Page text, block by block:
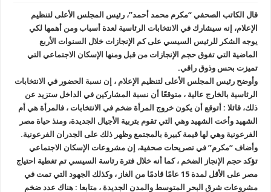
قال الكاتب الصحفي “مكرم محمد أحمد”، رئيس المجلس الأعلى لتنظيم
الإعلام، إنه سيشارك في الانتخابات الرئاسية لعدة أسباب ومن أهمها لكي
يوجه الشكر للرئيس السيسي على كم الإنجازات خلال السنوات الأربع
الماضية التي تفوق حجم الإنجازات من قبل ومنها الإسكان الاجتماعي التي
تميزت بحس وذوق راقي.
وأوضح رئيس المجلس الأعلى لتنظيم الإعلام ، إن نسبة الحضور في الانتخابات
الرئاسية بالخارج عالية ، متوقعًا أن نسبة المشاركين في الداخل ستزيد عن
ذلك، قائلا : أتوقع أن يكون خروج المرأة ضخم في الانتخابات ، فالمرأة هي أم
الشهيد وأخت الشهيد وهي التي تقوم بتربية الأجيال الجديدة، ومنذ حياة مصر
الفرعونية وهي لها قيمة كبيرة بالمجتمع وظهر ذلك على الجدران الفرعونية.
وأضاف “مكرم” في تصريحات صحفية، إن مشروعات الإسكان الاجتماعي
تؤكد حجم الإنجاز الضخم ، كما أنه خلال فترة رئاسة السيسي تم تغطية احتياج
مصر على الأقل لمدة 15 عامًا قادمًا من الغاز ، وكذلك الجهود التي تمت في
مشروعات شرق البحر المتوسط والمدن الجديدة ، متابعا : هناك عدد ضخم